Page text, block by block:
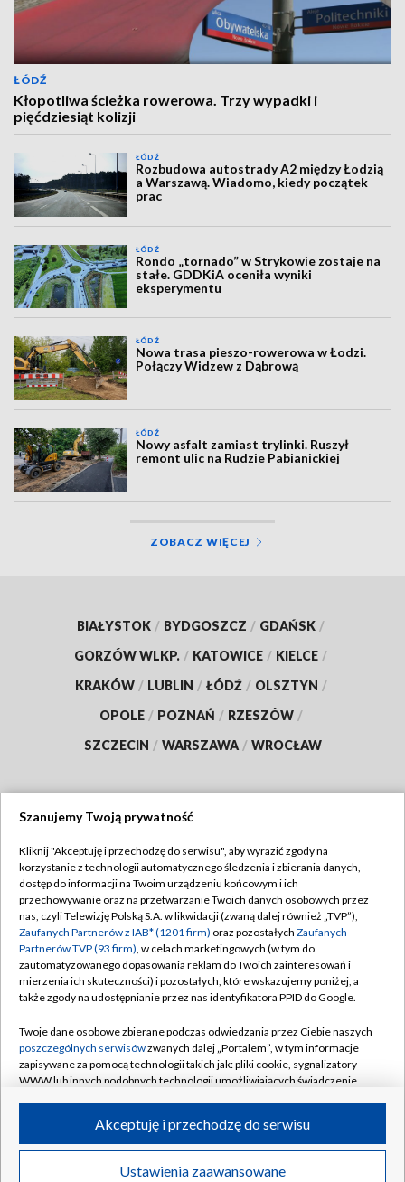
ŁÓDŹ
Kłopotliwa ścieżka rowerowa. Trzy wypadki i
pięćdziesiąt kolizji
ŁÓDŹ
Rozbudowa autostrady A2 między Łodzią
a Warszawą. Wiadomo, kiedy początek
prac
ŁÓDŹ
Rondo „tornado” w Strykowie zostaje na
stałe. GDDKiA oceniła wyniki
eksperymentu
ŁÓDŹ
Nowa trasa pieszo-rowerowa w Łodzi.
Połączy Widzew z Dąbrową
ŁÓDŹ
Nowy asfalt zamiast trylinki. Ruszył
remont ulic na Rudzie Pabianickiej
ZOBACZ WIĘCEJ
BIAŁYSTOK / BYDGOSZCZ / GDAŃSK /
GORZÓW WLKP. / KATOWICE / KIELCE /
KRAKÓW / LUBLIN / ŁÓDŹ / OLSZTYN /
OPOLE / POZNAŃ / RZESZÓW /
SZCZECIN / WARSZAWA / WROCŁAW
TVP
Abonament TVP
Emisja w TVP
Centrum informacji TVP
Naziemna Telewizja Cyfrowa
Rada Programowa
System NOS
Informacje o nadawcy
Program dla prasy
Regulamin TVP
Polityka prywatności
Moje zgody
Pomoc
Kontakt
Kanały
©2026 Telewizja Polska S.A. w likwidacji
Szanujemy Twoją prywatność
Kliknij "Akceptuję i przechodzę do serwisu", aby wyrazić zgody na
korzystanie z technologii automatycznego śledzenia i zbierania danych,
dostęp do informacji na Twoim urządzeniu końcowym i ich
przechowywanie oraz na przetwarzanie Twoich danych osobowych przez
nas, czyli Telewizję Polską S.A. w likwidacji (zwaną dalej również „TVP”),
Zaufanych Partnerów z IAB* (1201 firm) oraz pozostałych Zaufanych
Partnerów TVP (93 firm), w celach marketingowych (w tym do
zautomatyzowanego dopasowania reklam do Twoich zainteresowań i
mierzenia ich skuteczności) i pozostałych, które wskazujemy poniżej, a
także zgody na udostępnianie przez nas identyfikatora PPID do Google.
Twoje dane osobowe zbierane podczas odwiedzania przez Ciebie naszych
poszczególnych serwisówzwanych dalej „Portalem”, w tym informacje
zapisywane za pomocą technologii takich jak: pliki cookie, sygnalizatory
WWW lub innych podobnych technologii umożliwiających świadczenie
ruchu w Internecie.
Twoje dane osobowe zbierane podczas odwiedzania przez Ciebie
Ustawienia zaawansowane
Akceptuję i przechodzę do serwisu